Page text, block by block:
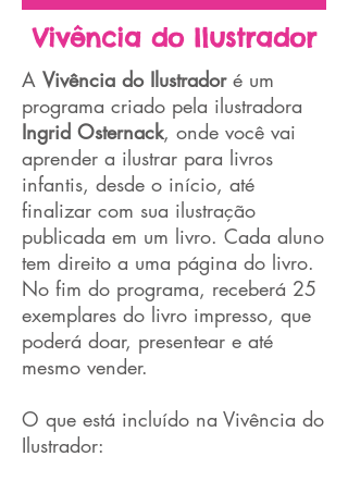
Vivência do Ilustrador
A Vivência do Ilustradoré um
programa criado pela ilustradora
Ingrid Osternack, onde você vai
aprender a ilustrar para livros
infantis, desde o início, até
finalizar com sua ilustração
publicada em um livro. Cada aluno
tem direito a uma página do livro.
No fim do programa, receberá 25
exemplares do livro impresso, que
poderá doar, presentear e até
mesmo vender.
O que está incluído na Vivência do
Ilustrador: